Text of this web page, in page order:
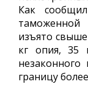
Как
изъято
кг опия, 35
границу